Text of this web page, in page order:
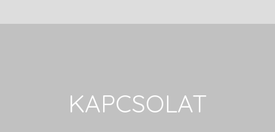
KAPCSOLAT